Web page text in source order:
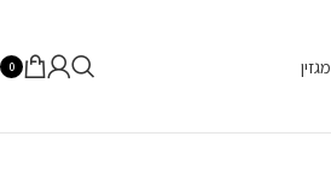
מגזין 0